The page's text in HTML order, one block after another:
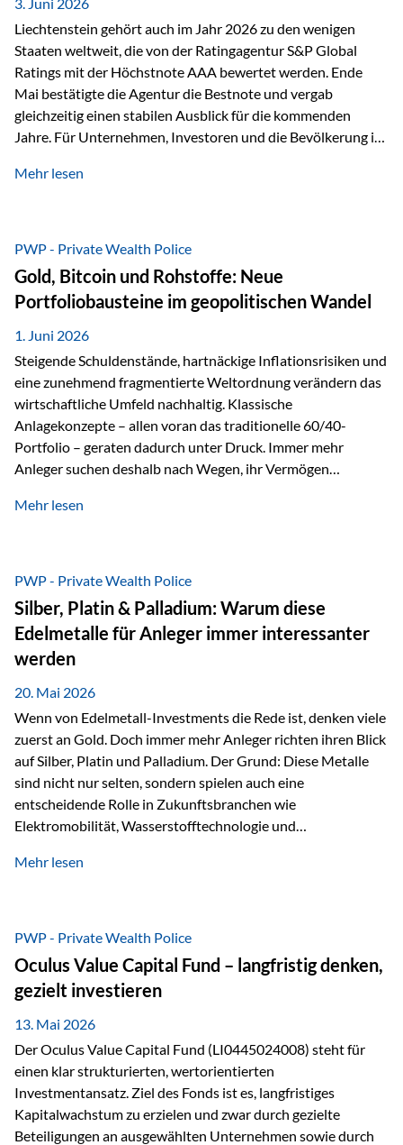
Liechtenstein gehört auch im Jahr 2026 zu den wenigen
Staaten weltweit, die von der Ratingagentur S&P Global
Ratings mit der Höchstnote AAA bewertet werden. Ende
Mai bestätigte die Agentur die Bestnote und vergab
gleichzeitig einen stabilen Ausblick für die kommenden
Jahre. Für Unternehmen, Investoren und die Bevölkerung ist
finanzielle Stabilität des Landes sowie das Vertrauen
trotz Herausforderungen Die weltwirtschaftlichen
Rahmenbedingungen bleiben anspruchsvoll. Geopolitische
Unsicherheiten, eine verhaltene Investitionstätigkeit und
eine schwächere Nachfrage in wichtigen Exportmärkten
beeinflussen auch die liechtensteinische Wirtschaft.
Dennoch sieht…
Mehr lesen
PWP - Private Wealth Police
Gold, Bitcoin und Rohstoffe: Neue
Portfoliobausteine im geopolitischen Wandel
1. Juni 2026
Steigende Schuldenstände, hartnäckige Inflationsrisiken und
eine zunehmend fragmentierte Weltordnung verändern das
wirtschaftliche Umfeld nachhaltig. Klassische
Anlagekonzepte – allen voran das traditionelle 60/40-
Portfolio – geraten dadurch unter Druck. Immer mehr
Anleger suchen deshalb nach Wegen, ihr Vermögen
Unsicherheit abzusichern. Genau hier rücken reale und
monetäre Rolle zurück Gold erlebt derzeit eine
bemerkenswerte Renaissance als monetärer Wertspeicher.
Treiber sind Rekordkäufe der Zentralbanken, geopolitische
Spannungen und ein schleichender Vertrauensverlust in
ungedeckte Papierwährungen. Wie groß dieser
Vertrauensverlust ausfällt, zeigt ein nüchterner
Mehr lesen
PWP - Private Wealth Police
Silber, Platin & Palladium: Warum diese
Edelmetalle für Anleger immer interessanter
werden
20. Mai 2026
Wenn von Edelmetall-Investments die Rede ist, denken viele
zuerst an Gold. Doch immer mehr Anleger richten ihren Blick
auf Silber, Platin und Palladium. Der Grund: Diese Metalle
sind nicht nur selten, sondern spielen auch eine
entscheidende Rolle in Zukunftsbranchen wie
Elektromobilität, Wasserstofftechnologie und
Faktoren für Investoren – begrenztes Angebot und
klassischer „Sicherheitsanker“ gilt, bieten Silber, Platin und
Palladium zusätzlich die Chance, von technologischen
Entwicklungen zu profitieren. Die Nachfrage entsteht nicht
nur durch Anleger, sondern vor allem durch die Industrie.
Gerade in…
Mehr lesen
PWP - Private Wealth Police
Oculus Value Capital Fund – langfristig denken,
gezielt investieren
13. Mai 2026
Der Oculus Value Capital Fund (LI0445024008) steht für
einen klar strukturierten, wertorientierten
Investmentansatz. Ziel des Fonds ist es, langfristiges
Kapitalwachstum zu erzielen und zwar durch gezielte
Beteiligungen an ausgewählten Unternehmen sowie durch